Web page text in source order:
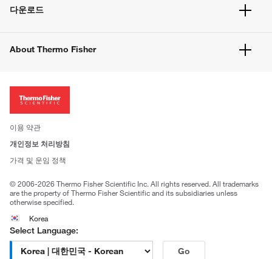
벌크 주문
고객 센터
웹사이트 개선사항
다운로드
About Thermo Fisher
투자자
사회적 책임
브랜드
이용 약관
개인정보 처리방침
가격 및 운임 정책
© 2006-2026 Thermo Fisher Scientific Inc. All rights reserved. All trademarks
are the property of Thermo Fisher Scientific and its subsidiaries unless
otherwise specified.
Korea
Select Language:
Go